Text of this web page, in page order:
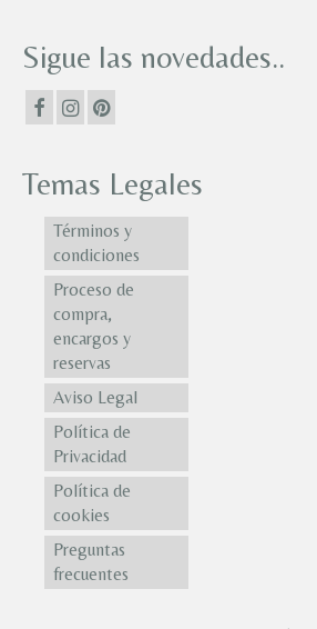
Sigue las novedades..
Temas Legales
Términos y
condiciones
Proceso de
compra,
encargos y
reservas
Aviso Legal
Política de
Privacidad
Política de
cookies
Preguntas
frecuentes